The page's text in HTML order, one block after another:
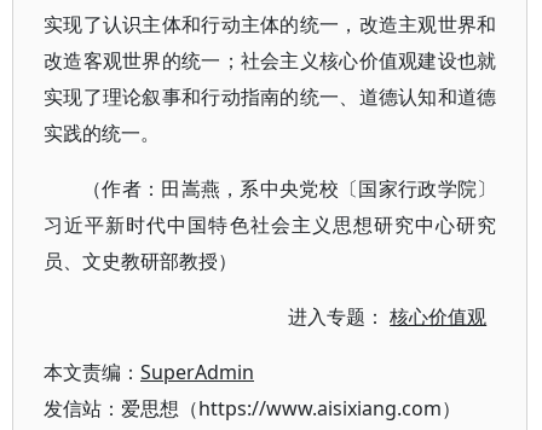
实现了认识主体和行动主体的统一，改造主观世界和
改造客观世界的统一；社会主义核心价值观建设也就
实现了理论叙事和行动指南的统一、道德认知和道德
实践的统一。
（作者：田嵩燕，系中央党校〔国家行政学院〕
习近平新时代中国特色社会主义思想研究中心研究
员、文史教研部教授）
进入专题：核心价值观
本文责编： SuperAdmin
发信站：爱思想（https://www.aisixiang.com）